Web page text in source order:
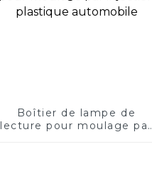
Boîtier de lampe de
lecture pour moulage par